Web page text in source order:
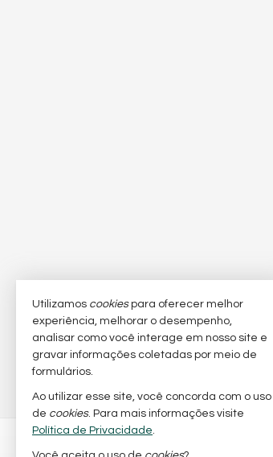
BARRA NOBRE
Utilizamos cookiespara oferecer melhor
experiência, melhorar o desempenho,
analisar como você interage em nosso site e
gravar informações coletadas por meio de
formulários.
Ao utilizar esse site, você concorda com o uso
de cookies. Para mais informações visite
Política de Privacidade.